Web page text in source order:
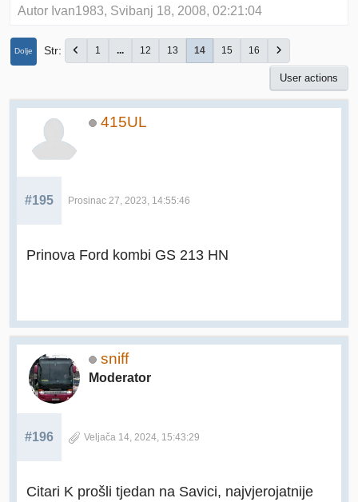
Autor Ivan1983, Svibanj 18, 2008, 02:21:04
Dolje Str 1 ... 12 13 14 15 16
User actions
415UL
#195 Prosinac 27, 2023, 14:55:46
Prinova Ford kombi GS 213 HN
sniff
Moderator
#196 Veljača 14, 2024, 15:43:29
Citari K prošli tjedan na Savici, najvjerojatnije